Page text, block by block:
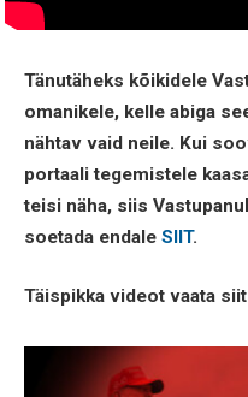
Tänutäheks kõikidele
omanikele, kelle abiga
nähtav vaid neile. Kui
portaali tegemistele
teisi näha, siis
soetada endale SIIT.
Täispikka videot vaata